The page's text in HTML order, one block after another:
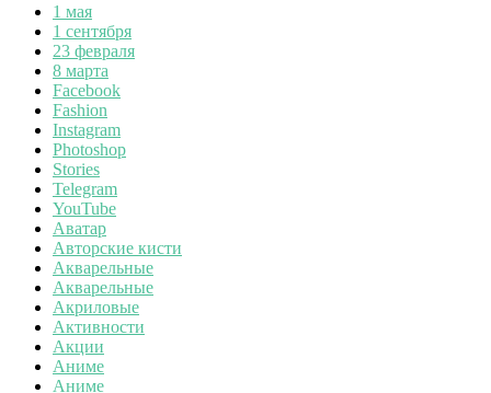
1 мая
1 сентября
23 февраля
8 марта
Facebook
Fashion
Instagram
Photoshop
Stories
Telegram
YouTube
Аватар
Авторские кисти
Акварельные
Акварельные
Акриловые
Активности
Акции
Аниме
Аниме